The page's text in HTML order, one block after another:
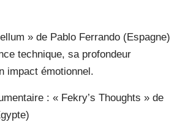
» de Pablo Ferrando (Espagne)
technique, sa profondeur
impact émotionnel.
: « Fekry’s Thoughts » de